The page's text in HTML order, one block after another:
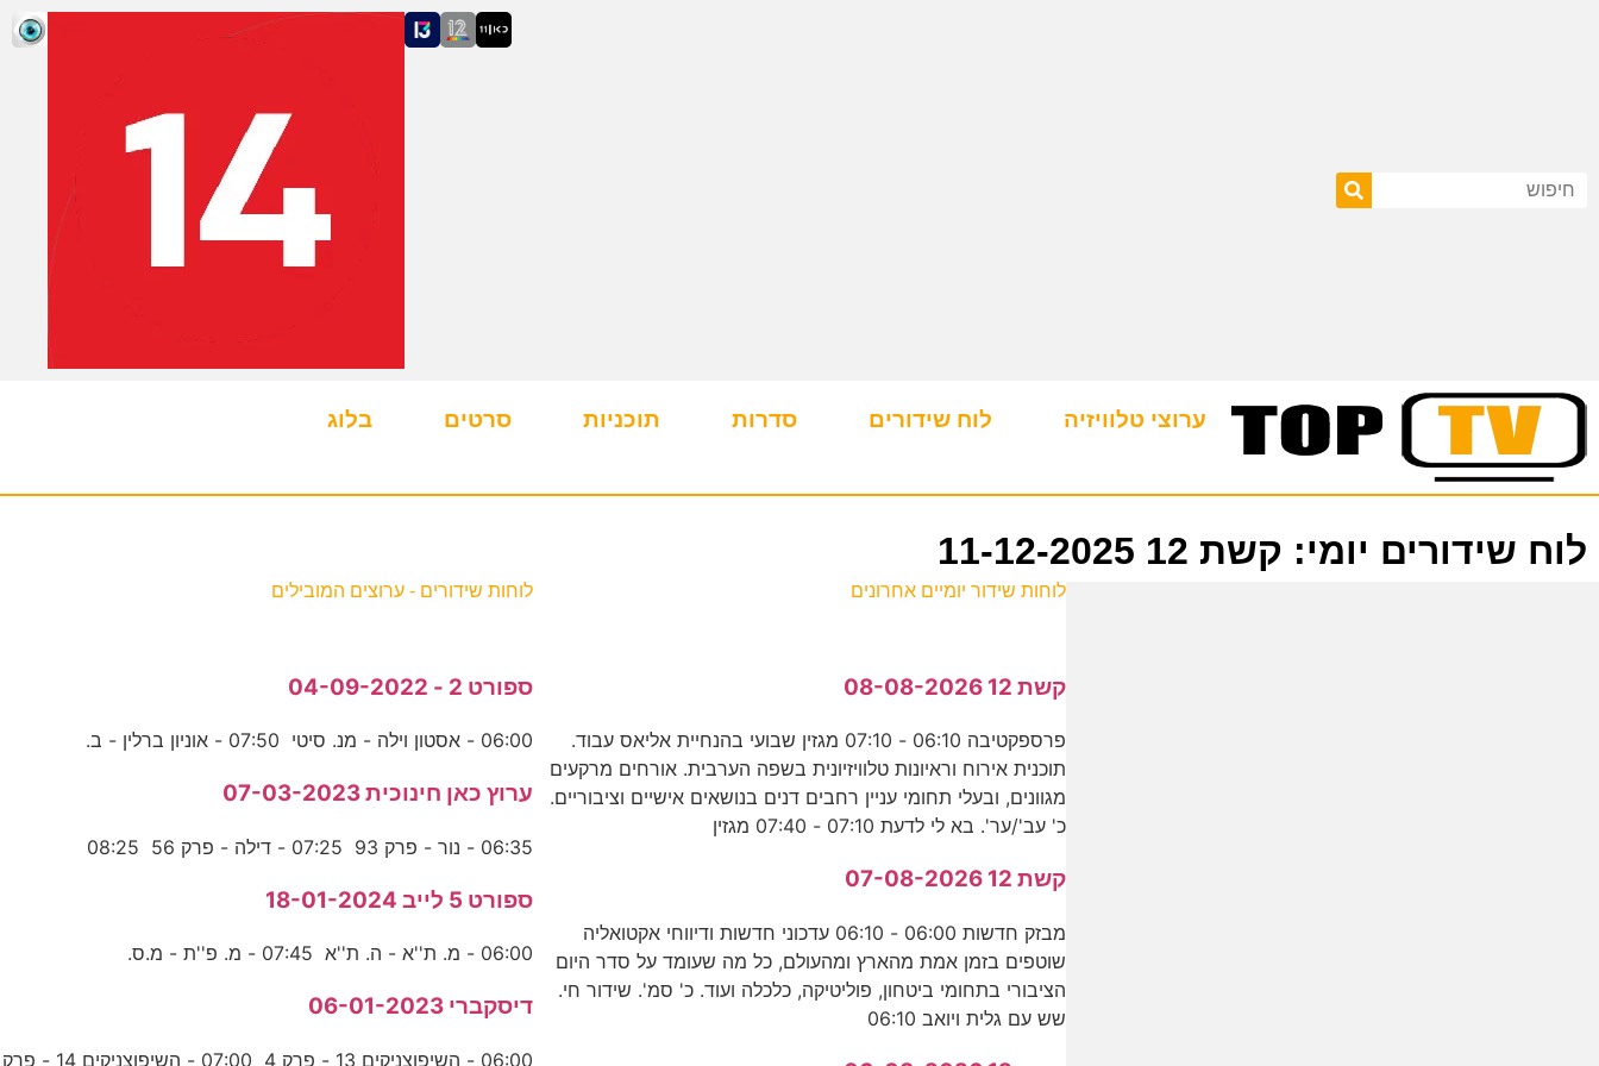
ערוצי טלוויזיה לוח שידורים סדרות תוכניות סרטים בלוג
לוח שידורים יומי: קשת 12 11-12-2025
לוחות שידור יומיים אחרונים
קשת 12 08-08-2026
פרספקטיבה 06:10 - 07:10 מגזין שבועי בהנחיית אליאס עבוד.
תוכנית אירוח וראיונות טלוויזיונית בשפה הערבית. אורחים מרקעים
מגוונים, ובעלי תחומי עניין רחבים דנים בנושאים אישיים וציבוריים.
כ' עב'/ער'. בא לי לדעת 07:10 - 07:40 מגזין
קשת 12 07-08-2026
מבזק חדשות 06:00 - 06:10 עדכוני חדשות ודיווחי אקטואליה
שוטפים בזמן אמת מהארץ ומהעולם, כל מה שעומד על סדר היום
הציבורי בתחומי ביטחון, פוליטיקה, כלכלה ועוד. כ' סמ'. שידור חי.
שש עם גלית ויואב 06:10
לוחות שידורים - ערוצים המובילים
ספורט 2 - 04-09-2022
06:00 - אסטון וילה - מנ. סיטי 07:50 - אוניון ברלין - ב.
ערוץ כאן חינוכית 07-03-2023
06:35 - נור - פרק 93 07:25 - דילה - פרק 56 08:25
ספורט 5 לייב 18-01-2024
06:00 - מ. ת''א - ה. ת''א 07:45 - מ. פ''ת - מ.ס.
דיסקברי 06-01-2023
06:00 - השיפוצניקים 13 - פרק 4 07:00 - השיפוצניקים 14 - פרק